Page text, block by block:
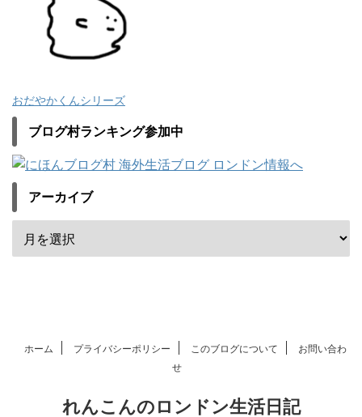
おだやかくんシリーズ
ブログ村ランキング参加中
アーカイブ
ホーム プライバシーポリシー このブログについて
お問い合わ
せ
れんこんのロンドン生活日記